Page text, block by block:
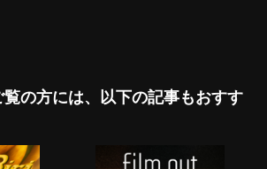
覧の方には、以下の記事もおすす